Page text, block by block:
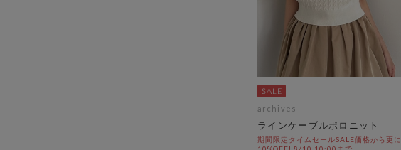
archives
ラインケーブルポロニット
期間限定タイムセールSALE価格から更に